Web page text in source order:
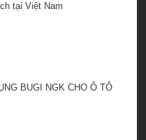
tại Việt Nam
BUGI NGK CHO Ô TÔ